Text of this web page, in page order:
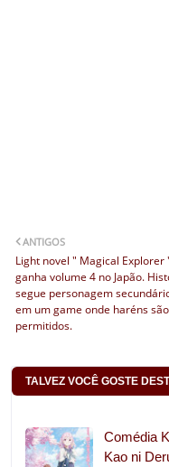
ANTIGOS
Light novel " Magical Explorer
ganha volume 4 no Japão.
segue personagem
em um game onde haréns são
permitidos.
TALVEZ VOCÊ GOSTE
Comédia
Kao ni